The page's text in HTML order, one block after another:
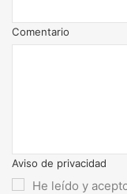
Comentario
Aviso de privacidad
He leído y